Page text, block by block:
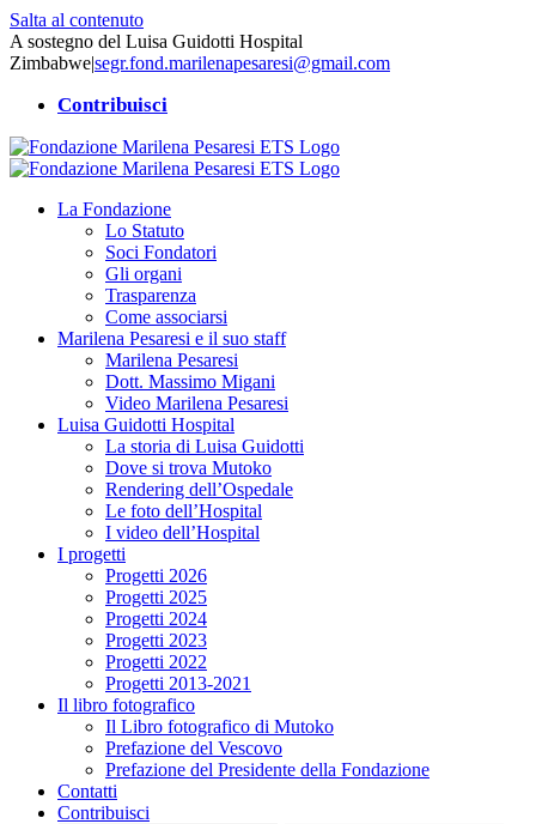
Salta al contenuto
A sostegno del Luisa Guidotti Hospital
Zimbabwe|segr.fond.marilenapesaresi@gmail.com
Contribuisci
La Fondazione
Lo Statuto
Soci Fondatori
Gli organi
Trasparenza
Come associarsi
Marilena Pesaresi e il suo staff
Marilena Pesaresi
Dott. Massimo Migani
Video Marilena Pesaresi
Luisa Guidotti Hospital
La storia di Luisa Guidotti
Dove si trova Mutoko
Rendering dell’Ospedale
Le foto dell’Hospital
I video dell’Hospital
I progetti
Progetti 2026
Progetti 2025
Progetti 2024
Progetti 2023
Progetti 2022
Progetti 2013-2021
Il libro fotografico
Il Libro fotografico di Mutoko
Prefazione del Vescovo
Prefazione del Presidente della Fondazione
Contatti
Contribuisci